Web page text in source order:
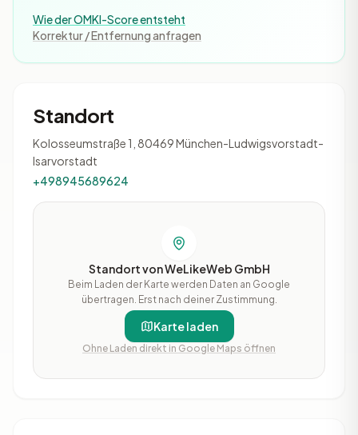
Wie der OMKI-Score entsteht
Korrektur / Entfernung anfragen
Standort
Kolosseumstraße 1, 80469 München-Ludwigsvorstadt-
Isarvorstadt
+498945689624
Standort von WeLikeWeb GmbH
Beim Laden der Karte werden Daten an Google
übertragen. Erst nach deiner Zustimmung.
Karte laden
Ohne Laden direkt in Google Maps öffnen